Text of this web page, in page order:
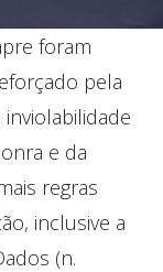
foram
pela
e da
regras
inclusive a
(n.